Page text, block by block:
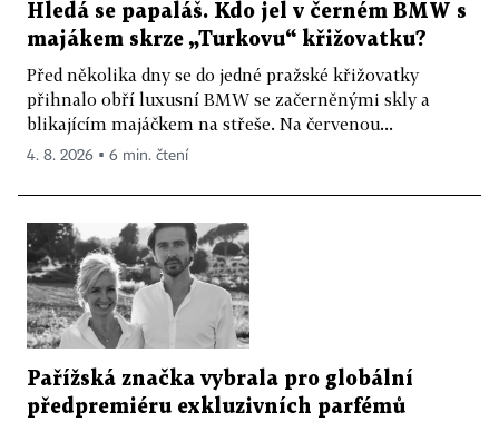
Hledá se papaláš. Kdo jel v černém BMW s
majákem skrze „Turkovu“ křižovatku?
Před několika dny se do jedné pražské křižovatky
přihnalo obří luxusní BMW se začerněnými skly a
blikajícím majáčkem na střeše. Na červenou...
4. 8. 2026 ▪ 6 min. čtení
Pařížská značka vybrala pro globální
předpremiéru exkluzivních parfémů